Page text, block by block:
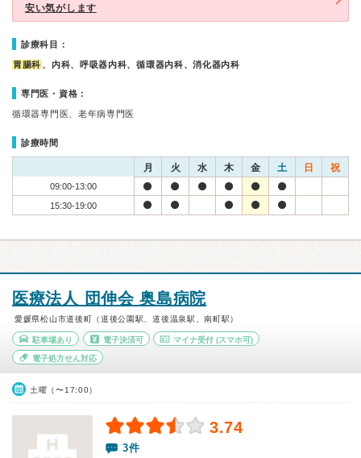
安い気がします
診療科目：
胃腸科 、内科、呼吸器内科、循環器内科、消化器内科
専門医・資格：
循環器専門医、老年病専門医
診療時間
月 火 水 木 金 土 日 祝
09:00-13:00
15:30-19:00
医療法人 団伸会 奥島病院
愛媛県松山市道後町（道後公園駅、道後温泉駅、南町駅）
駐車場あり 電子決済可 マイナ受付 (スマホ可)
電子処方せん対応
土曜（〜17:00）
3.74
3件